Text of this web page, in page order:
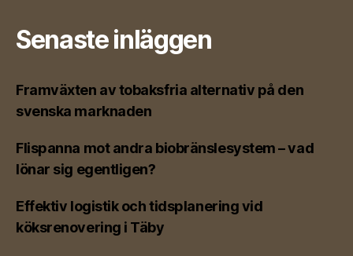
Senaste inläggen
Framväxten av tobaksfria alternativ på den
svenska marknaden
Flispanna mot andra biobränslesystem – vad
lönar sig egentligen?
Effektiv logistik och tidsplanering vid
köksrenovering i Täby